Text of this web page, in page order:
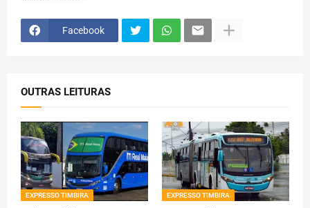
Facebook
OUTRAS LEITURAS
EXPRESSO TIMBIRA EXPRESSO TIMBIRA